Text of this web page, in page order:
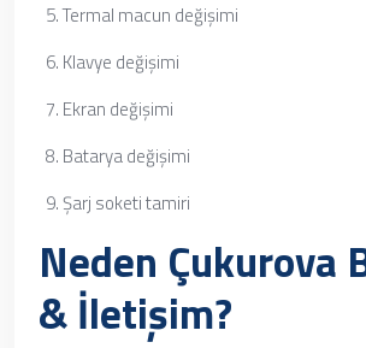
Termal macun değişimi
Klavye değişimi
Ekran değişimi
Batarya değişimi
Şarj soketi tamiri
Neden Çukurova
& İletişim?